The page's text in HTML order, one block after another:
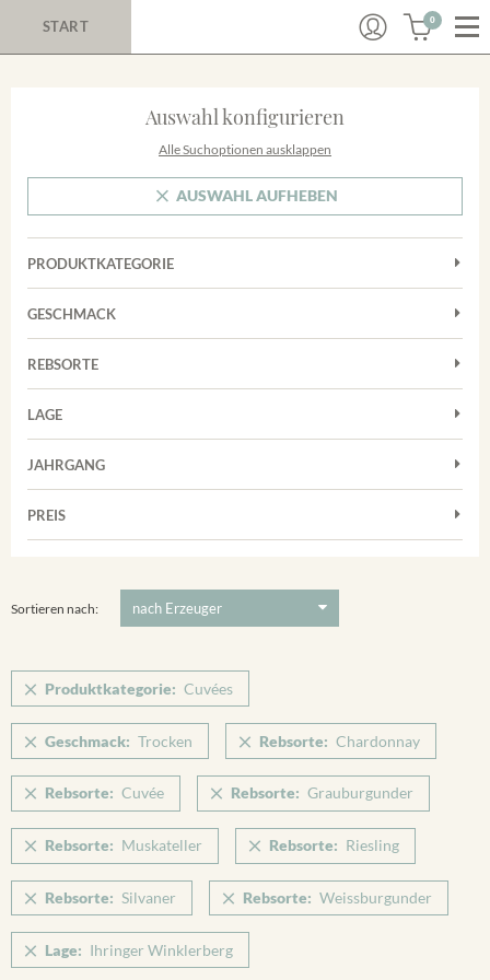
START 0
Auswahl konfigurieren
Alle Suchoptionen ausklappen
AUSWAHL AUFHEBEN
PRODUKTKATEGORIE
Cuvées
Rosé
Weißwein
GESCHMACK
Trocken
REBSORTE
Chardonnay
Grauburgunder
Riesling
Spätburgunder
LAGE
Achkarrer Schlossberg
Vorderer Winklerberg
Winklerberg Hinter Winklen
Winklerberg Winklen
Ihringen
JAHRGANG
PREIS
Sortieren nach:
Produktkategorie: Cuvées
Geschmack: Trocken Rebsorte: Chardonnay
Rebsorte: Cuvée Rebsorte: Grauburgunder
Rebsorte: Muskateller Rebsorte: Riesling
Rebsorte: Silvaner Rebsorte: Weissburgunder
Lage: Ihringer Winklerberg